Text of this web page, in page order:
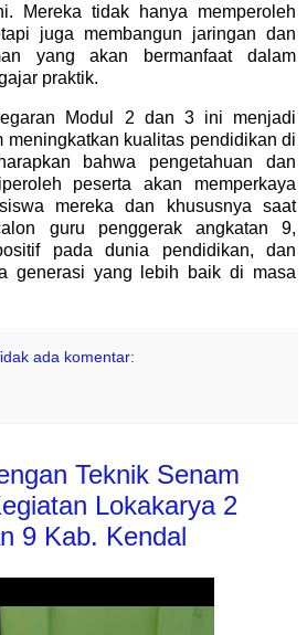
Mereka tidak hanya memperoleh
juga membangun jaringan dan
yang akan bermanfaat dalam
praktik.
Modul 2 dan 3 ini menjadi
meningkatkan kualitas pendidikan di
bahwa pengetahuan dan
peserta akan memperkaya
mereka dan khususnya saat
guru penggerak angkatan 9,
pada dunia pendidikan, dan
generasi yang lebih baik di masa
ada komentar:
Teknik Senam
Lokakarya 2
9 Kab. Kendal